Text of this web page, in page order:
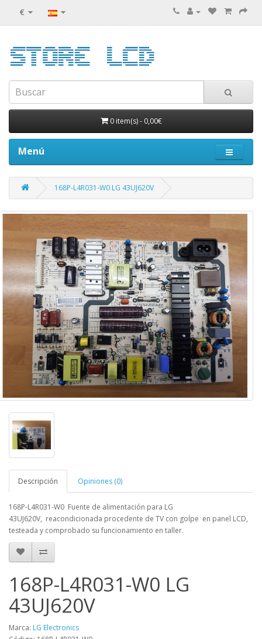
€
0 item(s)- 0,00€
Menú
168P-L4R031-W0 LG 43UJ620V
Descripción Opiniones (0)
168P-L4R031-W0 Fuente de alimentación para LG
43UJ620V, reacondicionada procedente de TV con golpe en panel LCD,
testeada y comprobado su funcionamiento en taller.
168P-L4R031-W0 LG
43UJ620V
Marca: LG Electronics